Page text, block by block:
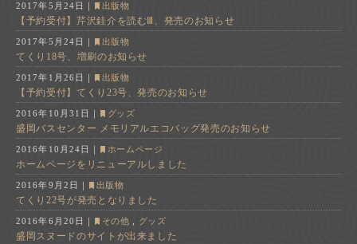
2017年5月24日 ｜ 出版物
【予約受付】芹沢銈介を読むⅢ、発売のお知らせ
2017年5月24日 ｜ 出版物
てくり18号、増刷のお知らせ
2017年1月26日 ｜ 出版物
【予約受付】てくり23号、発売のお知らせ
2016年10月31日 ｜ グッズ
盛岡バスセンター メモリアルエコバッグ発売のお知らせ
2016年10月24日 ｜ ホームページ
ホームページをリニューアルしました
2016年9月2日 ｜ 出版物
てくり22号が発売となりました
2016年6月20日 ｜ その他 グッズ
盛岡スヌードのサイトが出来ました